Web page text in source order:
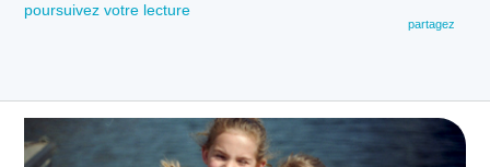
poursuivez votre lecture
partagez